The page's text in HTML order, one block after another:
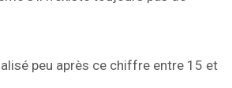
peu après ce chiffre entre 15 et